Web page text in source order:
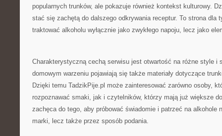
popularnych trunków, ale pokazuje również kontekst kulturowy.
stać się zachętą do dalszego odkrywania receptur. To strona dla
traktować alkoholu wyłącznie jako zwykłego napoju, lecz jako
Charakterystyczną cechą serwisu jest otwartość na różne style i
domowym warzeniu pojawiają się także materiały dotyczące
Dzięki temu TadzikPije.pl może zainteresować zarówno osoby,
rozpoznawać smaki, jak i czytelników, którzy mają już większe
zachęca do tego, aby próbować świadomie i patrzeć na alkohole
marki, lecz także przez sposób podania.